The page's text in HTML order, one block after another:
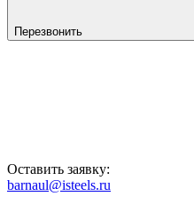
Перезвонить
Оставить заявку:
barnaul@isteels.ru